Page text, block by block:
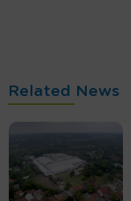
Related News